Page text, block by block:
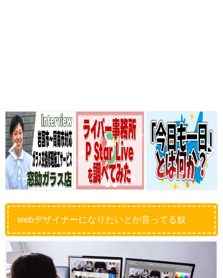
ブログサムネ
webデザイナーになりたいとか言ってる奴